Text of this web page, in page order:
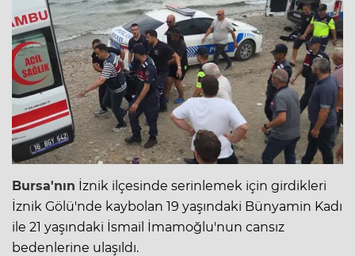
Bursa'nın İznik ilçesinde serinlemek için girdikleri
İznik Gölü'nde kaybolan 19 yaşındaki Bünyamin Kadı
ile 21 yaşındaki İsmail İmamoğlu'nun cansız
bedenlerine ulaşıldı.